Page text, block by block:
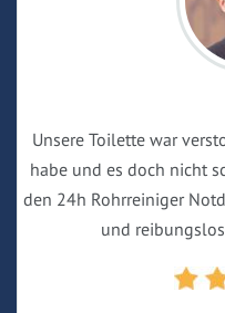
Unsere Toilette war
habe und es doch nicht
den 24h Rohrreiniger
und